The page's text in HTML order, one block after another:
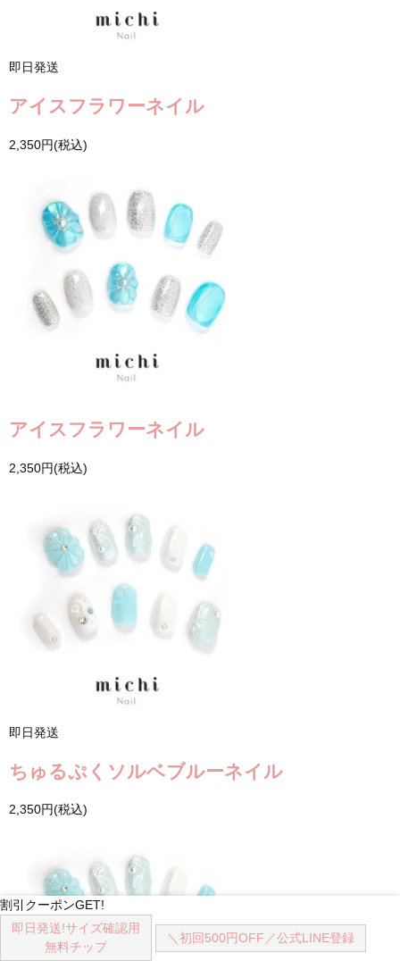
即日発送
アイスフラワーネイル
2,350円(税込)
アイスフラワーネイル
2,350円(税込)
即日発送
ちゅるぷくソルベブルーネイル
2,350円(税込)
割引クーポンGET!
即日発送!サイズ確認用
無料チップ
＼初回500円OFF／公式LINE登録